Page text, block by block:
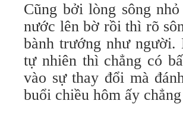
Cũng bởi lòng sông
nước lên bờ rồi thì rõ
bành trướng như
tự nhiên thì chẳng có
vào sự thay đổi mà
buổi chiều hôm ấy